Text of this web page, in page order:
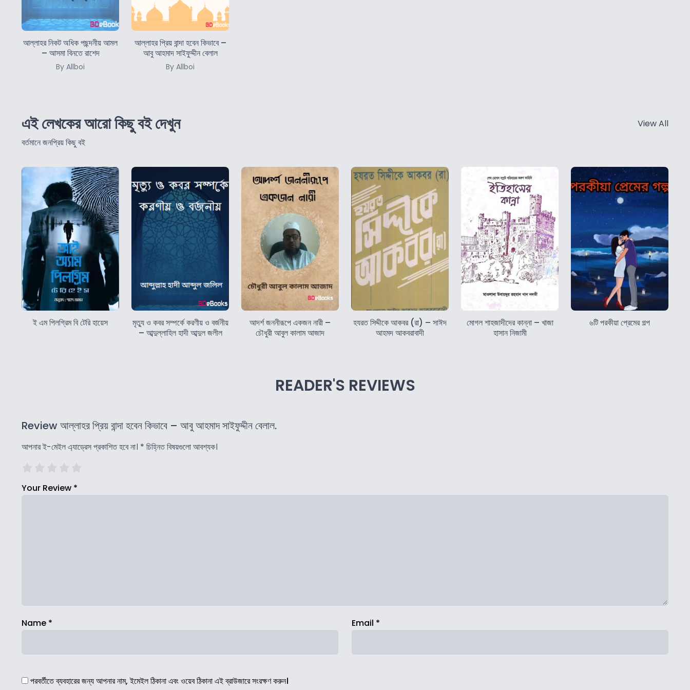
আল্লাহর নিকট অধিক পছন্দনীয় আমল
– আসমা বিনতে রাশেদ
By Allboi
আল্লাহর প্রিয় বান্দা হবেন কিভাবে –
আবু আহমাদ সাইফুদ্দীন বেলাল
By Allboi
এই লেখকের আরো কিছু বই দেখুন
বর্তমানে জনপ্রিয় কিছু বই
View All
ই এম পিলগ্রিম বি টেরি হায়েস
মৃত্যু ও কবর সম্পর্কে করণীয় ও বর্জনীয়
– আব্দুল্লাহিল হাদী আব্দুল জলীল
আদর্শ জননীরূপে একজন নারী –
চৌধুরী আবুল কালাম আজাদ
হযরত সিদ্দীকে আকবর (রা) – সাঈদ
আহমদ আকবরাবাদী
মোগল শাহজাদীদের কান্না – খাজা
হাসান নিজামী
৬টি পরকীয়া প্রেমের গল্প
READER'S REVIEWS
Review আল্লাহর প্রিয় বান্দা হবেন কিভাবে – আবু আহমাদ সাইফুদ্দীন বেলাল.
আপনার ই-মেইল এ্যাড্রেস প্রকাশিত হবে না। * চিহ্নিত বিষয়গুলো আবশ্যক।
Your Review *
Name * Email *
পরবর্তীতে ব্যবহারের জন্য আপনার নাম, ইমেইল ঠিকানা এবং ওয়েব ঠিকানা এই ব্রাউজারে সংরক্ষণ করুন।